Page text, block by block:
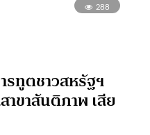
288
รทูตชาวสหรัฐฯ
าขาสันติภาพ เสีย